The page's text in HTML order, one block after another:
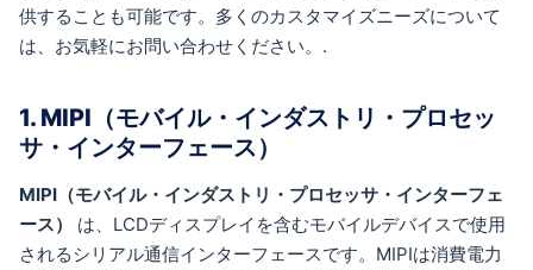
供することも可能です。多くのカスタマイズニーズについて
は、お気軽にお問い合わせください。.
1. MIPI（モバイル・インダストリ・プロセッ
サ・インターフェース）
MIPI（モバイル・インダストリ・プロセッサ・インターフェ
ース）
は、LCDディスプレイを含むモバイルデバイスで使用
されるシリアル通信インターフェースです。MIPIは消費電力